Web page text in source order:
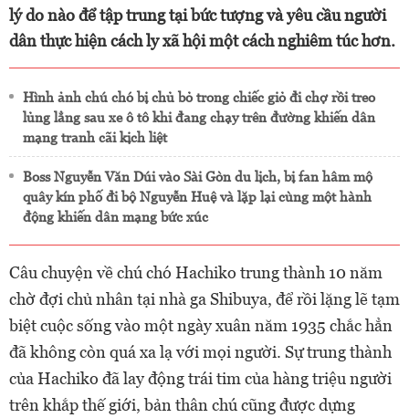
lý do nào để tập trung tại bức tượng và yêu cầu người
dân thực hiện cách ly xã hội một cách nghiêm túc hơn.
Hình ảnh chú chó bị chủ bỏ trong chiếc giỏ đi chợ rồi treo
lủng lẳng sau xe ô tô khi đang chạy trên đường khiến dân
mạng tranh cãi kịch liệt
Boss Nguyễn Văn Dúi vào Sài Gòn du lịch, bị fan hâm mộ
quây kín phố đi bộ Nguyễn Huệ và lặp lại cùng một hành
động khiến dân mạng bức xúc
Câu chuyện về chú chó Hachiko trung thành 10 năm
chờ đợi chủ nhân tại nhà ga Shibuya, để rồi lặng lẽ tạm
biệt cuộc sống vào một ngày xuân năm 1935 chắc hẳn
đã không còn quá xa lạ với mọi người. Sự trung thành
của Hachiko đã lay động trái tim của hàng triệu người
trên khắp thế giới, bản thân chú cũng được dựng